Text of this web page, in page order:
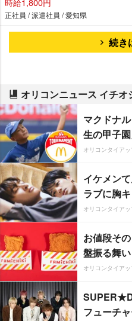
正社員 / 派遣社員 / 愛知県
続き
オリコンニュース イチオ
マクドナ
生の甲子園
オリコンタイア
イケメン
ラブに胸
オリコンタイア
お値段そ
盤振る舞い
オリコンタイア
フューチ